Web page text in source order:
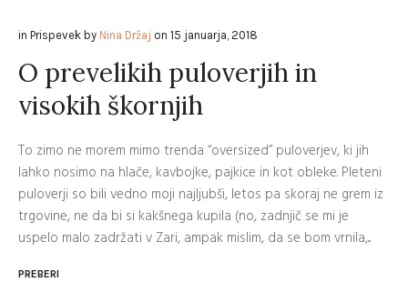
in Prispevek by Nina Držaj on 15 januarja, 2018
O prevelikih puloverjih in
visokih škornjih
To zimo ne morem mimo trenda “oversized” puloverjev, ki jih
lahko nosimo na hlače, kavbojke, pajkice in kot obleke. Pleteni
puloverji so bili vedno moji najljubši, letos pa skoraj ne grem iz
trgovine, ne da bi si kakšnega kupila (no, zadnjič se mi je
uspelo malo zadržati v Zari, ampak mislim, da se bom vrnila,...
PREBERI